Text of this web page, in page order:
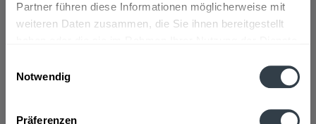
Partner führen diese Informationen möglicherweise mit
weiteren Daten zusammen, die Sie ihnen bereitgestellt
Notwendig
Präferenzen
Kleiner Rabauke wird in den folgenden Regionen,
Städten, Orten und Postleitzahl-Gebieten geliefert